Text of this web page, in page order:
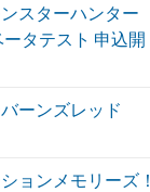
スターハンター
タテスト 申込開
バーンズレッド
ョンメモリーズ！